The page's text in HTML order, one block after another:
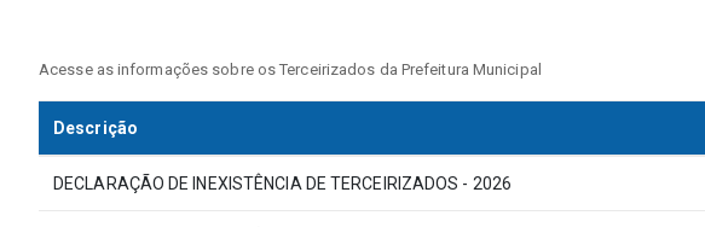
Acesse as informações sobre os Terceirizados da Prefeitura Municipal
Descrição
DECLARAÇÃO DE INEXISTÊNCIA DE TERCEIRIZADOS - 2026